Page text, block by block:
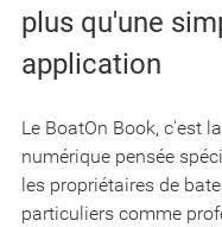
plus qu'une
application
Le BoatOn Book, c'est
numérique pensée
les propriétaires de
particuliers comme